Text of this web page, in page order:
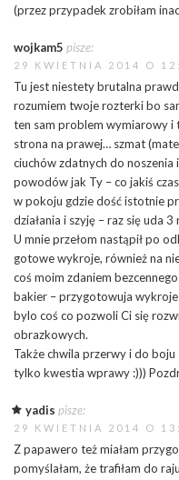
(przez przypadek zrobiłam
wojkam5 pisze:
29 KWIETNIA 2014 O
Tu jest niestety brutalna
rozumiem twoje rozterki bo
ten sam problem wymiarowy i
strona na prawej… szmat
ciuchów zdatnych do
powodów jak Ty – co jakiś
w pokoju gdzie dość istotnie
działania i szyję – raz się uda
U mnie przełom nastąpił po
gotowe wykroje, również na
coś moim zdaniem
bakier – przygotowuja
bylo coś co pozwoli Ci się
obrazkowych.
Także chwila przerwy i do
tylko kwestia wprawy :)))
yadis pisze:
29 KWIETNIA 2014 O
Z papawero też miałam
pomyślałam, że trafiłam do